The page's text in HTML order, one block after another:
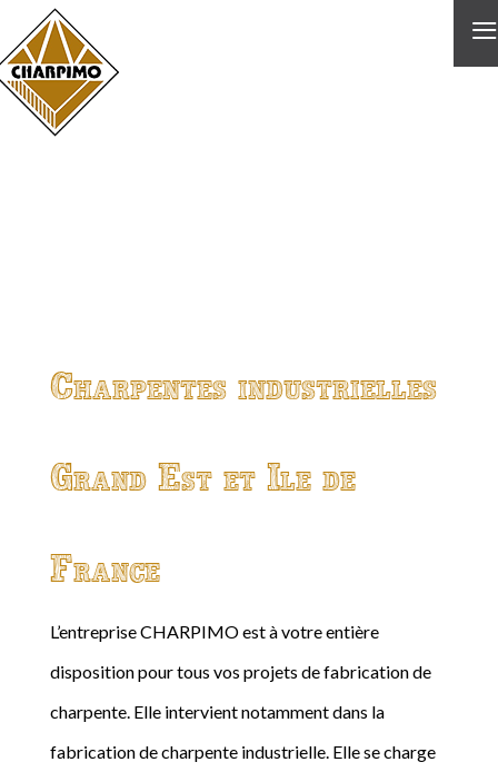
≡
Charpentes industrielles
Grand Est et Ile de
France
L’entreprise CHARPIMO est à votre entière
disposition pour tous vos projets de fabrication de
charpente. Elle intervient notamment dans la
fabrication de charpente industrielle. Elle se charge